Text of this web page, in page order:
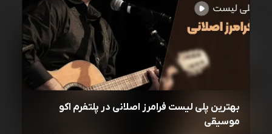
بهترین پلی لیست فرامرز اصلانی در پلتفرم اکو
موسیقی